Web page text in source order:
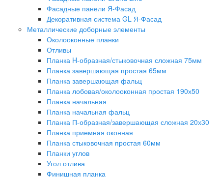
Фасадные панели Я-Фасад
Декоративная система GL Я-Фасад
Металлические доборные элементы
Околооконные планки
Отливы
Планка H-образная/стыковочная сложная 75мм
Планка завершающая простая 65мм
Планка завершающая фальц
Планка лобовая/околооконная простая 190х50
Планка начальная
Планка начальная фальц
Планка П-образная/завершающая сложная 20х30
Планка приемная оконная
Планка стыковочная простая 60мм
Планки углов
Угол отлива
Финишная планка